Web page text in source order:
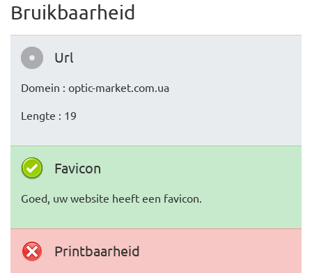
Bruikbaarheid
Url
Domein : optic-market.com.ua
Lengte : 19
Favicon
Goed, uw website heeft een favicon.
Printbaarheid